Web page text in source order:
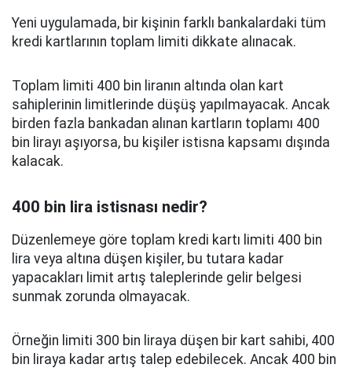
Yeni uygulamada, bir kişinin farklı bankalardaki tüm
kredi kartlarının toplam limiti dikkate alınacak.
Toplam limiti 400 bin liranın altında olan kart
sahiplerinin limitlerinde düşüş yapılmayacak. Ancak
birden fazla bankadan alınan kartların toplamı 400
bin lirayı aşıyorsa, bu kişiler istisna kapsamı dışında
kalacak.
400 bin lira istisnası nedir?
Düzenlemeye göre toplam kredi kartı limiti 400 bin
lira veya altına düşen kişiler, bu tutara kadar
yapacakları limit artış taleplerinde gelir belgesi
sunmak zorunda olmayacak.
Örneğin limiti 300 bin liraya düşen bir kart sahibi, 400
bin liraya kadar artış talep edebilecek. Ancak 400 bin